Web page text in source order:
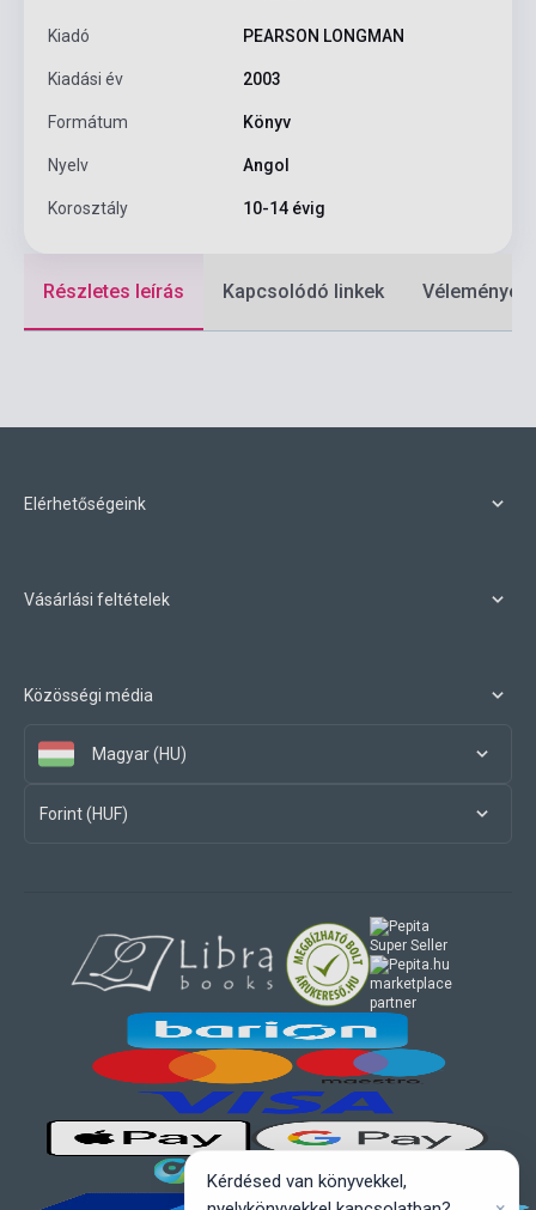
Kiadó PEARSON LONGMAN
Kiadási év 2003
Formátum Könyv
Nyelv Angol
Korosztály 10-14 évig
Részletes leírás Kapcsolódó linkek Vélemények
Elérhetőségeink
Vásárlási feltételek
Közösségi média
Magyar (HU)
Forint (HUF)
marketplace
partner
Kérdésed van könyvekkel,